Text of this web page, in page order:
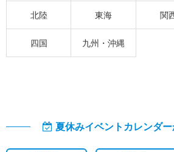
北陸 東海 関
四国 九州・沖縄
夏休みイベントカレンダ